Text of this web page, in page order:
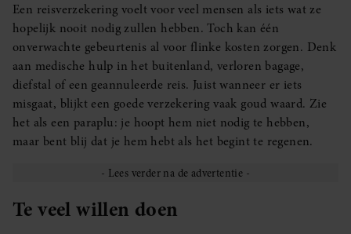
Een reisverzekering voelt voor veel mensen als iets wat ze
hopelijk nooit nodig zullen hebben. Toch kan één
onverwachte gebeurtenis al voor flinke kosten zorgen. Denk
aan medische hulp in het buitenland, verloren bagage,
diefstal of een geannuleerde reis. Juist wanneer er iets
misgaat, blijkt een goede verzekering vaak goud waard. Zie
het als een paraplu: je hoopt hem niet nodig te hebben,
maar bent blij dat je hem hebt als het begint te regenen.
Te veel willen doen